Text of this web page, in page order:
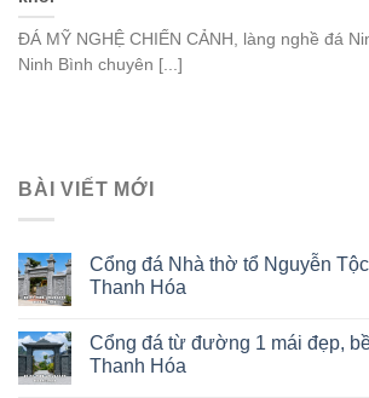
ĐÁ MỸ NGHỆ CHIẾN CẢNH, làng nghề đá
Ninh Bình chuyên [...]
BÀI VIẾT MỚI
Cổng đá Nhà thờ tổ Nguyễn
Thanh Hóa
Cổng đá từ đường 1 mái đẹp,
Thanh Hóa